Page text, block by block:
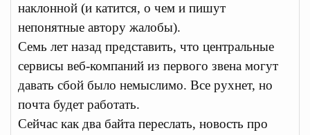
наклонной (и катится, о чем и пишут
непонятные автору жалобы).
Семь лет назад представить, что центральные
сервисы веб-компаний из первого звена могут
давать сбой было немыслимо. Все рухнет, но
почта будет работать.
Сейчас как два байта переслать, новость про